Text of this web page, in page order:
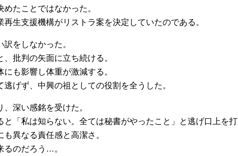
たことではなかった。
生支援機構がリストラ案を決定していたのである。
をしなかった。
批判の矢面に立ち続ける。
も影響し体重が激減する。
げず、中興の祖としての役割を全うした。
深い感銘を受けた。
と「私は知らない。全ては秘書がやったこと」と逃げ口上を打
異なる責任感と高潔さ。
るのだろう…。